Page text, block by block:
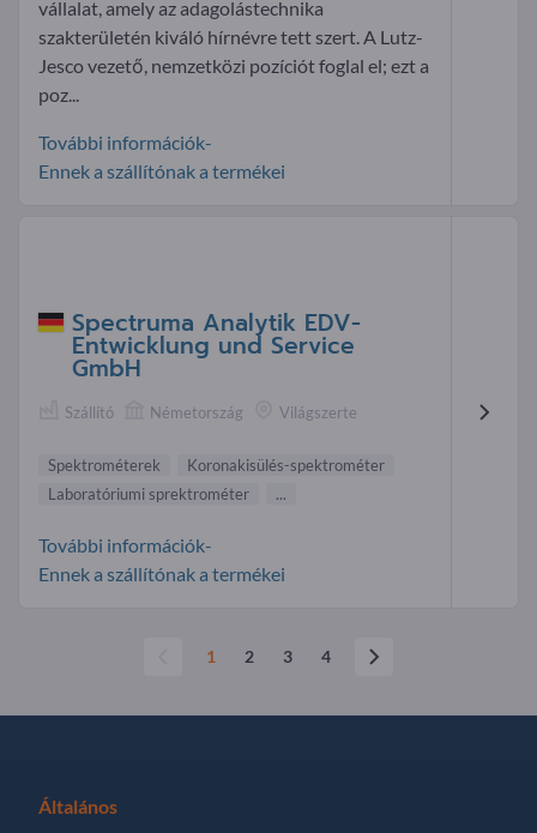
vállalat, amely az adagolástechnika
szakterületén kiváló hírnévre tett szert. A Lutz-
Jesco vezető, nemzetközi pozíciót foglal el; ezt a
poz...
További információk-
Ennek a szállítónak a termékei
Spectruma Analytik EDV-
Entwicklung und Service
GmbH
Szállító Németország Világszerte
Spektrométerek
Koronakisülés-spektrométer
Laboratóriumi sprektrométer
...
További információk-
Ennek a szállítónak a termékei
1 2 3 4
Általános